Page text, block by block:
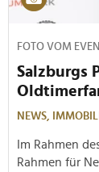
FOTO VOM
Salzburgs
NEWS,
Im Rahmen
Rahmen für